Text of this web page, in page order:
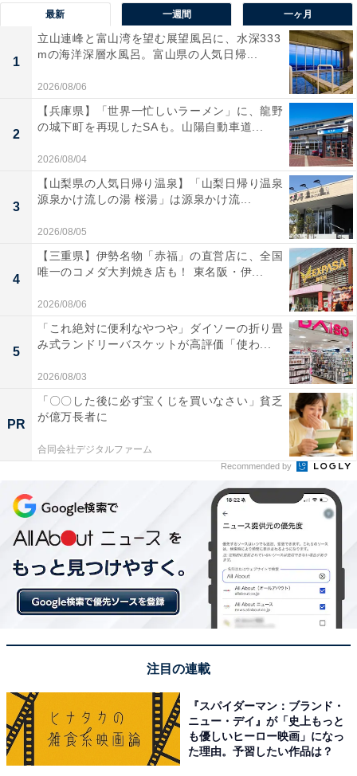
まだ使えるなら中古で引き取ってもらえる場合
も？
電子レンジが使える状態の場合は、中古で引き取っても
らえることもあります。もちろん、きれいな状態である
こと、古すぎないことなど、多くの条件はありますが、
可動品の場合、リサイクルショップなどに聞いてみるの
また、フリマサイトなどで売ることも可能。ですが、出
品や発送、アフターケアなど、それなりに手間がかかり
ます。
総合して考えると、最も楽なのは自治体の粗大ゴミとし
て処分してもらう方法だといえるでしょう。
All About ガイドがすすめる電子レンジ：シャープ
「RE-TD184」
最新 一週間 一ヶ月
1
立山連峰と富山湾を望む展望風呂に、水深333
mの海洋深層水風呂。富山県の人気日帰...
2026/08/06
2
【兵庫県】「世界一忙しいラーメン」に、龍野
の城下町を再現したSAも。山陽自動車道...
2026/08/04
3
【山梨県の人気日帰り温泉】「山梨日帰り温泉
源泉かけ流しの湯 桜湯」は源泉かけ流...
2026/08/05
4
【三重県】伊勢名物「赤福」の直営店に、全国
唯一のコメダ大判焼き店も！ 東名阪・伊...
2026/08/06
5
「これ絶対に便利なやつや」ダイソーの折り畳
み式ランドリーバスケットが高評価「使わ...
2026/08/03
PR
「〇〇した後に必ず宝くじを買いなさい」貧乏
が億万長者に
合同会社デジタルファーム
Recommended by
注目の連載
『スパイダーマン：ブランド・
ニュー・デイ』が「史上もっと
も優しいヒーロー映画」になっ
た理由。予習したい作品は？